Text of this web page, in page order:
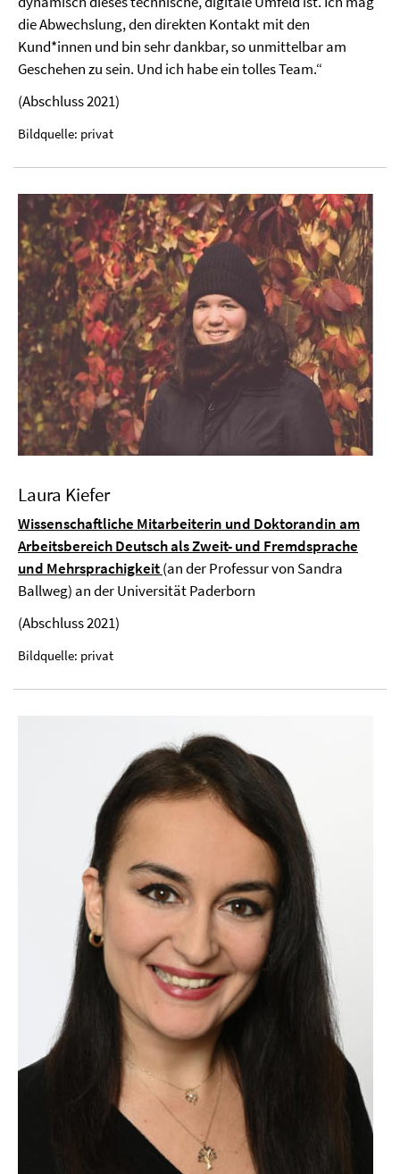
die Abwechslung, den direkten Kontakt mit den
Kund*innen und bin sehr dankbar, so unmittelbar am
Geschehen zu sein. Und ich habe ein tolles Team.“
(Abschluss 2021)
Bildquelle: privat
Laura Kiefer
Wissenschaftliche Mitarbeiterin und Doktorandin am
Arbeitsbereich Deutsch als Zweit- und Fremdsprache
und Mehrsprachigkeit(an der Professur von Sandra
Ballweg) an der Universität Paderborn
(Abschluss 2021)
Bildquelle: privat